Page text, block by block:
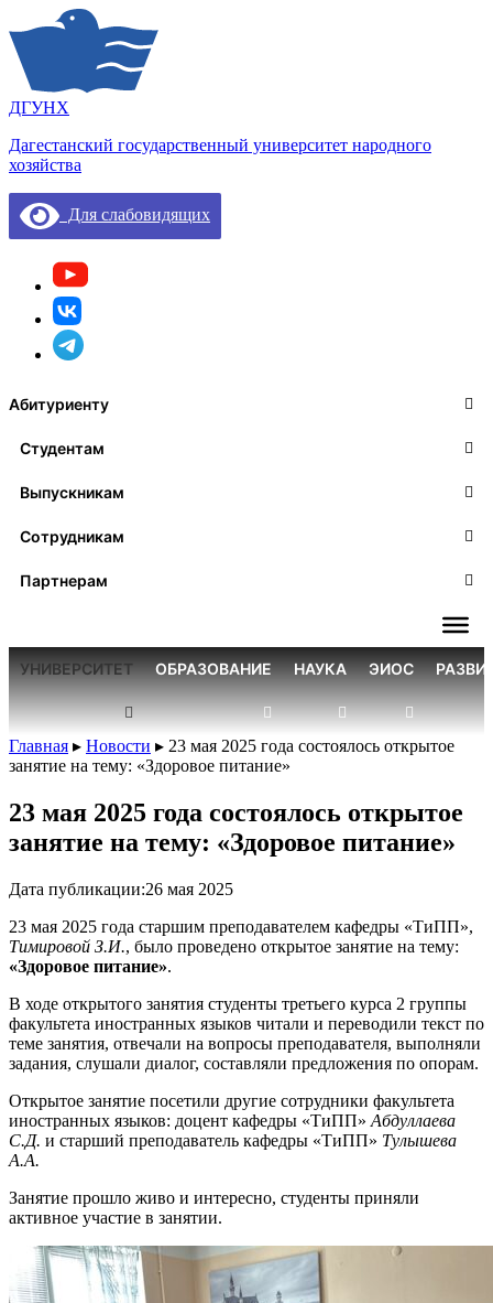
ДГУНХ
Дагестанский государственный университет народного
хозяйства
Для слабовидящих
Абитуриенту
Студентам
Выпускникам
Сотрудникам
Партнерам
УНИВЕРСИТЕТ ОБРАЗОВАНИЕ НАУКА ЭИОС
Главная ▸ Новости ▸ 23 мая 2025 года состоялось открытое
занятие на тему: «Здоровое питание»
23 мая 2025 года состоялось открытое
занятие на тему: «Здоровое питание»
Дата публикации:26 мая 2025
23 мая 2025 года старшим преподавателем кафедры «ТиПП»,
Тимировой З.И., было проведено открытое занятие на тему:
«Здоровое питание».
В ходе открытого занятия студенты третьего курса 2 группы
факультета иностранных языков читали и переводили текст по
теме занятия, отвечали на вопросы преподавателя, выполняли
задания, слушали диалог, составляли предложения по опорам.
Открытое занятие посетили другие сотрудники факультета
иностранных языков: доцент кафедры «ТиПП» Абдуллаева
С.Д. и старший преподаватель кафедры «ТиПП» Тулышева
А.А.
Занятие прошло живо и интересно, студенты приняли
активное участие в занятии.